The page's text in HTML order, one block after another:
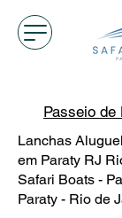
Passeio de
Lanchas
em Paraty RJ
Safari Boats -
Paraty - Rio de